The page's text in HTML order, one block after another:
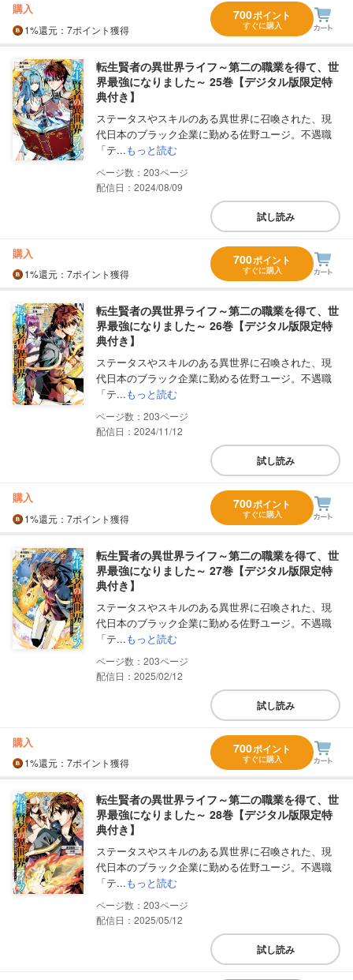
購入
1%還元 ：7ポイント獲得
700ポイント
すぐに購入
転生賢者の異世界ライフ～第二の職業を得て、世
界最強になりました～ 25巻【デジタル版限定特
典付き】
ステータスやスキルのある異世界に召喚された、現
代日本のブラック企業に勤める佐野ユージ。不遇職
「テ...もっと読む
203
配信日：2024/08/09
試し読み
購入
1%還元 ：7ポイント獲得
700ポイント
すぐに購入
転生賢者の異世界ライフ～第二の職業を得て、世
界最強になりました～ 26巻【デジタル版限定特
典付き】
ステータスやスキルのある異世界に召喚された、現
代日本のブラック企業に勤める佐野ユージ。不遇職
「テ...もっと読む
203
配信日：2024/11/12
試し読み
購入
1%還元 ：7ポイント獲得
700ポイント
すぐに購入
転生賢者の異世界ライフ～第二の職業を得て、世
界最強になりました～ 27巻【デジタル版限定特
典付き】
ステータスやスキルのある異世界に召喚された、現
代日本のブラック企業に勤める佐野ユージ。不遇職
「テ...もっと読む
203
配信日：2025/02/12
試し読み
購入
1%還元 ：7ポイント獲得
700ポイント
すぐに購入
転生賢者の異世界ライフ～第二の職業を得て、世
界最強になりました～ 28巻【デジタル版限定特
典付き】
ステータスやスキルのある異世界に召喚された、現
代日本のブラック企業に勤める佐野ユージ。不遇職
「テ...もっと読む
203
配信日：2025/05/12
試し読み